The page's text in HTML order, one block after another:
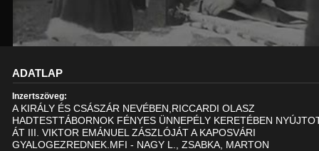
ADATLAP
Inzertszöveg:
A KIRÁLY ÉS CSÁSZÁR NEVÉBEN,RICCARDI OLASZ
HADTESTTÁBORNOK FÉNYES ÜNNEPÉLY KERETÉBEN
ÁT III. VIKTOR EMÁNUEL ZÁSZLÓJÁT A KAPOSVÁRI
GYALOGEZREDNEK.MFI - NAGY L., ZSABKA, MARTON